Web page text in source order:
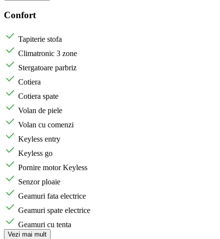
Confort
Tapiterie stofa
Climatronic 3 zone
Stergatoare parbriz
Cotiera
Cotiera spate
Volan de piele
Volan cu comenzi
Keyless entry
Keyless go
Pornire motor Keyless
Senzor ploaie
Geamuri fata electrice
Geamuri spate electrice
Geamuri cu tenta
Vezi mai mult